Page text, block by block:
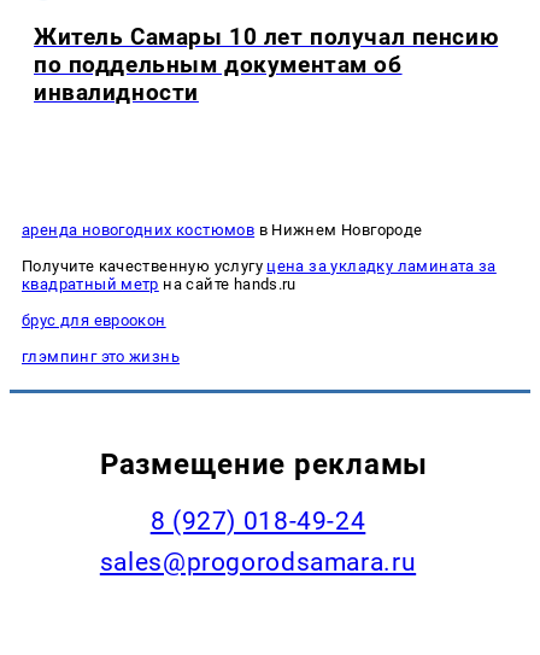
Житель Самары 10 лет получал пенсию
по поддельным документам об
инвалидности
аренда новогодних костюмов в Нижнем Новгороде
Получите качественную услугу цена за укладку ламината за
квадратный метр на сайте hands.ru
брус для евроокон
глэмпинг это жизнь
Размещение рекламы
8 (927) 018-49-24
sales@progorodsamara.ru